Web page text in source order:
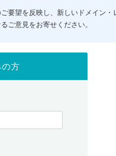
の種類
要望を反映し、新しいドメイン
ご意見をお寄せください。
方